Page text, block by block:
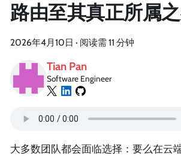
路由至其真正所属
2026年4月10日 · 阅读需 11 分钟
Tian Pan
Software Engineer
大多数团队都会面临选择：要么在云